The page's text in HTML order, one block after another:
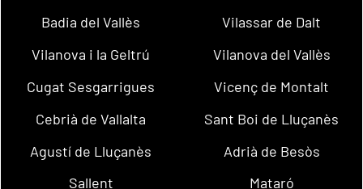
Badia del Vallès
Vilassar de Dalt
Vilanova i la Geltrú
Vilanova del Vallès
Cugat Sesgarrigues
Vicenç de Montalt
Cebrià de Vallalta
Sant Boi de Lluçanès
Agustí de Lluçanès
Adrià de Besòs
Sallent
Mataró